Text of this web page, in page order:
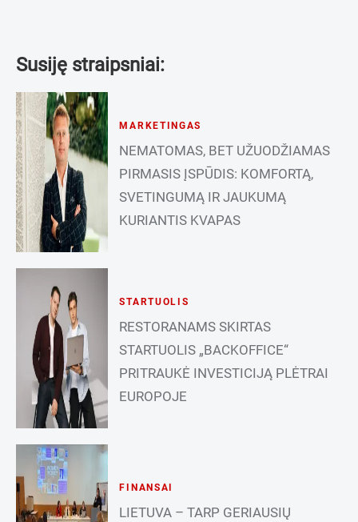
Susiję straipsniai:
MARKETINGAS
NEMATOMAS, BET UŽUODŽIAMAS
PIRMASIS ĮSPŪDIS: KOMFORTĄ,
SVETINGUMĄ IR JAUKUMĄ
KURIANTIS KVAPAS
STARTUOLIS
RESTORANAMS SKIRTAS
STARTUOLIS „BACKOFFICE“
PRITRAUKĖ INVESTICIJĄ PLĖTRAI
EUROPOJE
FINANSAI
LIETUVA – TARP GERIAUSIŲ